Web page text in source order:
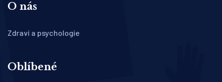
O nás
Zdraví a psychologie
Oblíbené